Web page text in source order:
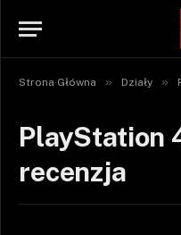
Strona Główna » Działy »
PlayStation
recenzja